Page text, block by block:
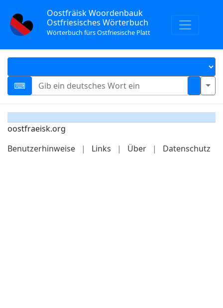
Oostfräisk Woordenbauk
Ostfriesisches Wörterbuch
Wörterbuch fürs Ostfriesische Platt
oostfraeisk.org
Benutzerhinweise
| Links | Über | Datenschutz